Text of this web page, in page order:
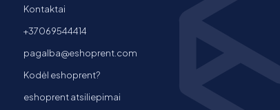
Kontaktai
+37069544414
pagalba@eshoprent.com
Kodėl eshoprent?
eshoprent atsiliepimai